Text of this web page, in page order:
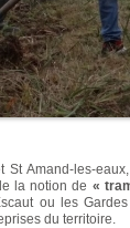
Amand-les-
la notion de «
ou les
du territoire.